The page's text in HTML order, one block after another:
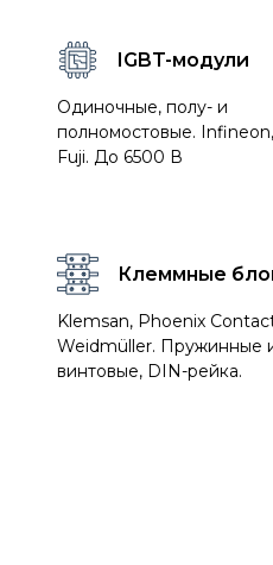
IGBT-модули
Одиночные, полу- и
полномостовые.
Fuji. До 6500 В
Клеммные
Klemsan, Phoenix
Weidmüller. Пружинные
винтовые, DIN-рейка.